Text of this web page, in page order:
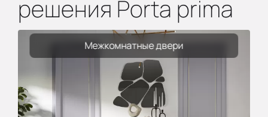
решения Porta prima
Межкомнатные двери